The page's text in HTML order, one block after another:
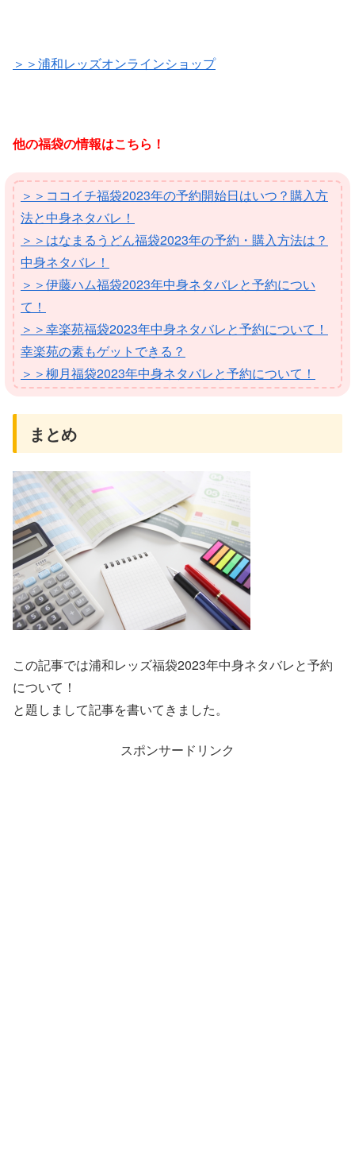
＞＞浦和レッズオンラインショップ
他の福袋の情報はこちら！
＞＞ココイチ福袋2023年の予約開始日はいつ？購入方
法と中身ネタバレ！
＞＞はなまるうどん福袋2023年の予約・購入方法は？
中身ネタバレ！
＞＞伊藤ハム福袋2023年中身ネタバレと予約につい
て！
＞＞幸楽苑福袋2023年中身ネタバレと予約について！
幸楽苑の素もゲットできる？
＞＞柳月福袋2023年中身ネタバレと予約について！
まとめ
この記事では浦和レッズ福袋2023年中身ネタバレと予約
について！
と題しまして記事を書いてきました。
スポンサードリンク